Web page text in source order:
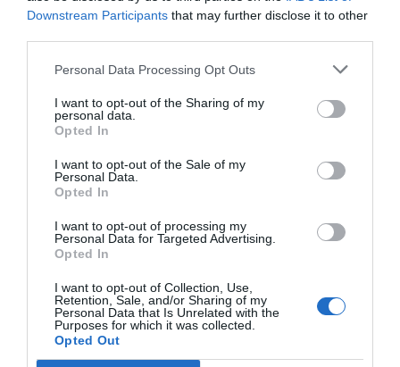
Downstream Participants that may further disclose it to other
Personal Data Processing Opt Outs
I want to opt-out of the Sharing of my
personal data.
Opted In
I want to opt-out of the Sale of my
Personal Data.
Opted In
I want to opt-out of processing my
Personal Data for Targeted Advertising.
Opted In
I want to opt-out of Collection, Use,
Retention, Sale, and/or Sharing of my
Personal Data that Is Unrelated with the
Purposes for which it was collected.
Opted Out
Καταδίωξη κλεμμένου ΙΧ που ξεκίνησε από το Μενίδι και